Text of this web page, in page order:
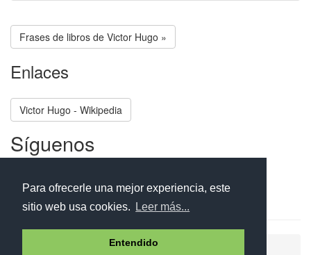
Para ofrecerle una mejor experiencia, este
sitio web usa cookies.
Leer más...
Entendido
Frases de libros de Victor Hugo »
Enlaces
Victor Hugo - Wikipedia
Síguenos
Aviso legal